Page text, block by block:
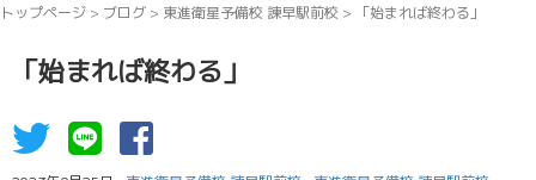
トップページ > ブログ > 東進衛星予備校 諫早駅前校 > 「始まれば終わる」
「始まれば終わる」